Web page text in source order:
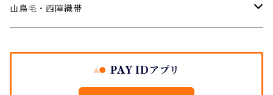
ダイヤモンド
５月の誕生石【エメラルド】
山鳥毛モデルオゾン発生器
山鳥毛・西陣織帯
PAY IDアプリ